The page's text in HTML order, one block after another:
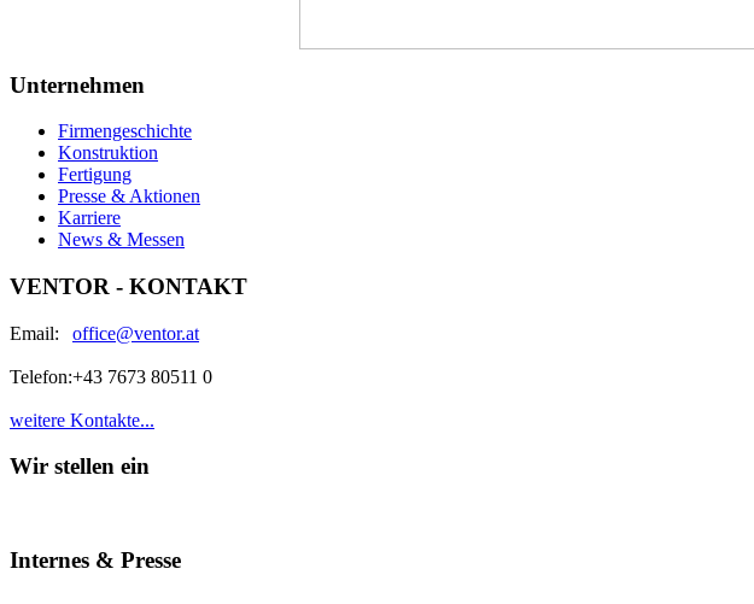
Unternehmen
Firmengeschichte
Konstruktion
Fertigung
Presse & Aktionen
Karriere
News & Messen
VENTOR - KONTAKT
Email: office@ventor.at
Telefon:+43 7673 80511 0
weitere Kontakte...
Wir stellen ein
Internes & Presse